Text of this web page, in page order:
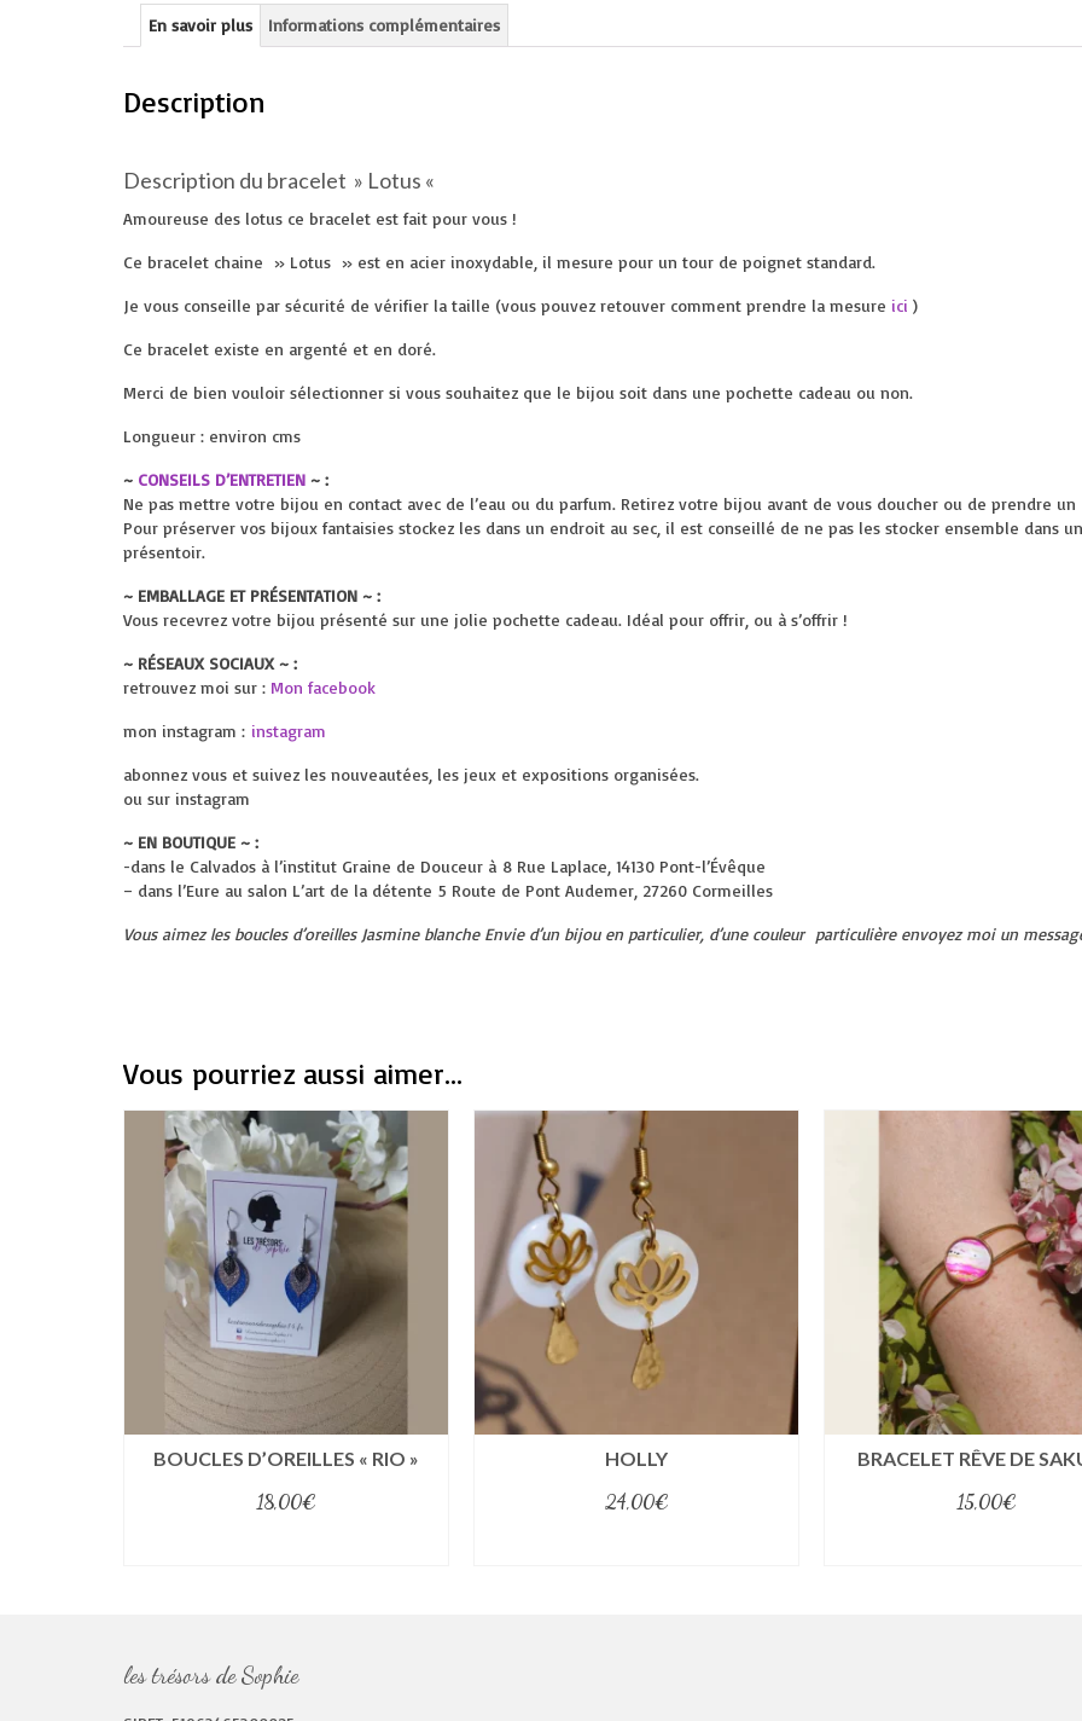
En savoir plus Informations complémentaires
Description
Description du bracelet » Lotus «
Amoureuse des lotus ce bracelet est fait pour vous !
Ce bracelet chaine » Lotus » est en acier inoxydable, il mesure pour un tour de poignet standard.
Je vous conseille par sécurité de vérifier la taille (vous pouvez retouver comment prendre la mesure ici )
Ce bracelet existe en argenté et en doré.
Merci de bien vouloir sélectionner si vous souhaitez que le bijou soit dans une pochette cadeau ou non.
Longueur : environ cms
~ CONSEILS D’ENTRETIEN ~ :
Ne pas mettre votre bijou en contact avec de l’eau ou du parfum. Retirez votre bijou avant de vous doucher ou de prendre un
Pour préserver vos bijoux fantaisies stockez les dans un endroit au sec, il est conseillé de ne pas les stocker ensemble dans
présentoir.
~ EMBALLAGE ET PRÉSENTATION ~ :
Vous recevrez votre bijou présenté sur une jolie pochette cadeau. Idéal pour offrir, ou à s’offrir !
~ RÉSEAUX SOCIAUX ~ :
retrouvez moi sur : Mon facebook
mon instagram : instagram
abonnez vous et suivez les nouveautées, les jeux et expositions organisées.
ou sur instagram
~ EN BOUTIQUE ~ :
-dans le Calvados à l’institut Graine de Douceur à 8 Rue Laplace, 14130 Pont-l’Évêque
– dans l’Eure au salon L’art de la détente 5 Route de Pont Audemer, 27260 Cormeilles
Vous aimez les boucles d’oreilles Jasmine blanche Envie d’un bijou en particulier, d’une couleur particulière envoyez moi un
Vous pourriez aussi aimer...
BOUCLES D’OREILLES « RIO »
18,00€
HOLLY
24,00€
BRACELET RÊVE DE
15,00€
les trésors de Sophie